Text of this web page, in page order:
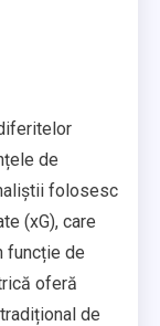
de
folosesc
(xG), care
funcție de
oferă
de